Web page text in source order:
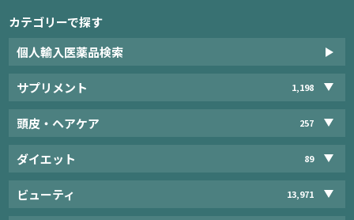
カテゴリーで探す
個人輸入医薬品検索
サプリメント 1,198
頭皮・ヘアケア 257
ダイエット 89
ビューティ 13,971